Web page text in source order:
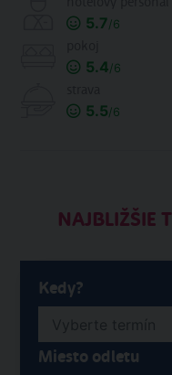
5.7/6
5.4/6
5.5/6
NAJBLIŽŠIE
Kedy?
Miesto odletu